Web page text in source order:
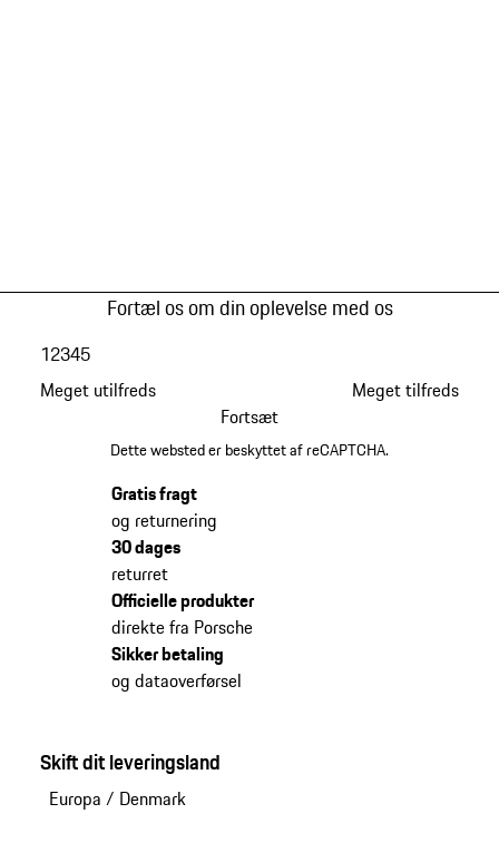
Fortæl os om din oplevelse med os
Meget utilfreds
12345
Meget tilfreds
Fortsæt
Dette websted er beskyttet af reCAPTCHA.
Gratis fragt
og returnering
30 dages
returret
Officielle produkter
direkte fra Porsche
Sikker betaling
og dataoverførsel
Skift dit leveringsland
Europa / Denmark